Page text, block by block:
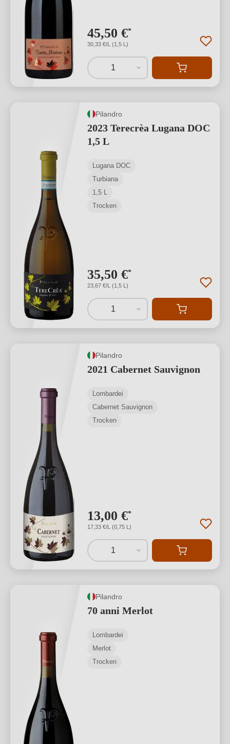
45,50 €*
30,33 €/L (1,5 L)
1
Pilandro
2023 Terecrèa Lugana DOC
1,5 L
Lugana DOC
Turbiana
1,5 L
Trocken
35,50 €*
23,67 €/L (1,5 L)
1
Pilandro
2021 Cabernet Sauvignon
Lombardei
Cabernet Sauvignon
Trocken
13,00 €*
17,33 €/L (0,75 L)
1
Pilandro
70 anni Merlot
Lombardei
Merlot
Trocken